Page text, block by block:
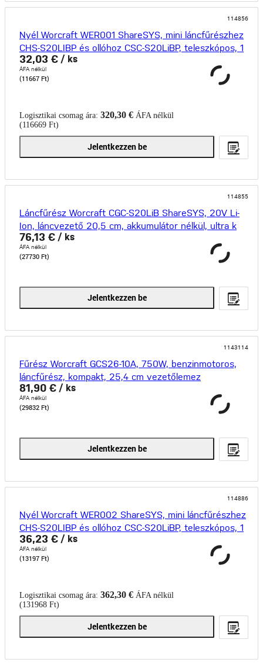
114856
Nyél Worcraft WER001 ShareSYS, mini láncfűrészhez
CHS-S20LIBP és ollóhoz CSC-S20LiBP, teleszkópos, 1
32,03 € / ks
ÁFA nélkül
(11667 Ft)
Logisztikai csomag ára: 320,30 € ÁFA nélkül
(116669 Ft)
Jelentkezzen be
114855
Láncfűrész Worcraft CGC-S20LiB ShareSYS, 20V Li-
Ion, láncvezető 20,5 cm, akkumulátor nélkül, ultra k
76,13 € / ks
ÁFA nélkül
(27730 Ft)
Jelentkezzen be
1143114
Fűrész Worcraft GCS26-10A, 750W, benzinmotoros,
láncfűrész, kompakt, 25,4 cm vezetőlemez
81,90 € / ks
ÁFA nélkül
(29832 Ft)
Jelentkezzen be
114886
Nyél Worcraft WER002 ShareSYS, mini láncfűrészhez
CHS-S20LIBP és ollóhoz CSC-S20LiBP, teleszkópos, 1
36,23 € / ks
ÁFA nélkül
(13197 Ft)
Logisztikai csomag ára: 362,30 € ÁFA nélkül
(131968 Ft)
Jelentkezzen be